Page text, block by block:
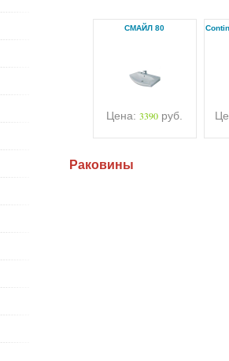
СМАЙЛ 80
Цена: 3390 руб.
Раковины